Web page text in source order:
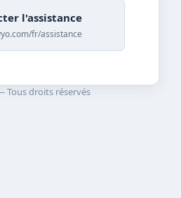
l'assistance
fr/assistance
Tous droits réservés